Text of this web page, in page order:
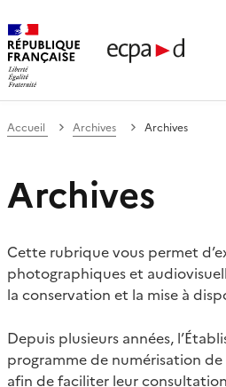
de
Accueil Archives Archives
Archives
Cette rubrique vous permet
photographiques et
la conservation et la mise à
Depuis plusieurs années,
programme de numérisation
afin de faciliter leur